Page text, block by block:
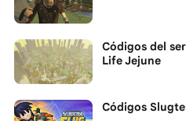
Códigos del
Life Jejune
Códigos